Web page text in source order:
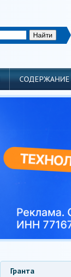
СОДЕРЖАНИЕ
Гранта